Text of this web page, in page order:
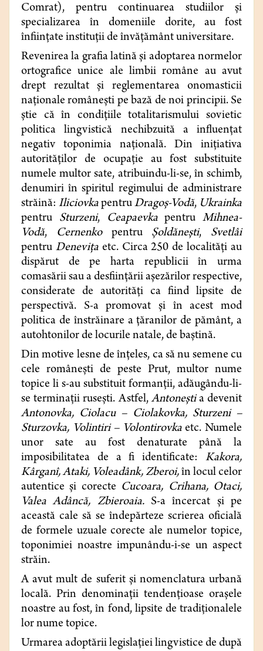
Comrat), pentru continuarea studiilor și
specializarea în domeniile dorite, au fost
înființate instituții de învățământ universitare.
Revenirea la grafia latină şi adoptarea normelor
ortografice unice ale limbii române au avut
drept rezultat şi reglementarea onomasticii
naţionale româneşti pe bază de noi principii. Se
știe că în condiţiile totalitarismului sovietic
politica lingvistică nechibzuită a influenţat
negativ toponimia naţională. Din iniţiativa
autorităților de ocupație au fost substituite
numele multor sate, atribuindu-li-se, în schimb,
denumiri în spiritul regimului de administrare
străină: IliciovkapentruDragoş-Vodă, Ukrainka
pentru Sturzeni, Ceapaevkapentru Mihnea-
Vodă, Cernenkopentru Şoldăneşti, Svetlâi
pentru Deneviţaetc. Circa 250 de localităţi au
dispărut de pe harta republicii în urma
comasării sau a desfiinţării aşezărilor respective,
considerate de autorităţi ca fiind lipsite de
perspectivă. S-a promovat şi în acest mod
politica de înstrăinare a ţăranilor de pământ, a
autohtonilor de locurile natale, de baştină.
Din motive lesne de înţeles, ca să nu semene cu
cele româneşti de peste Prut, multor nume
topice li s-au substituit formanţii, adăugându-li-
se terminaţii ruseşti. Astfel,Antoneştia devenit
Antonovka, Ciolacu – Ciolakovka, Sturzeni –
Sturzovka, Volintiri – Volontirovkaetc. Numele
unor sate au fost denaturate până la
imposibilitatea de a fi identificate: Kakora,
Kârganî, Ataki, Voleadânk, Zberoi,în locul celor
autentice şi corecte Cucoara, Crihana, Otaci,
Valea Adâncă, Zbieroaia.S-a încercat şi pe
această cale să se îndepărteze scrierea oficială
de formele uzuale corecte ale numelor topice,
toponimiei noastre impunându-i-se un aspect
străin.
A avut mult de suferit şi nomenclatura urbană
locală. Prin denominaţii tendenţioase oraşele
noastre au fost, în fond, lipsite de tradiţionalele
lor nume topice.
Urmarea adoptării legislaţiei lingvistice de după